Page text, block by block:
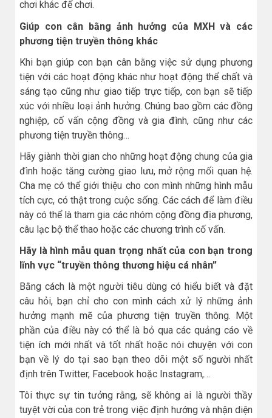
chơi khác để chơi.
Giúp con cân bằng ảnh hưởng của MXH và các
phương tiện truyền thông khác
Khi bạn giúp con bạn cân bằng việc sử dụng phương
tiện với các hoạt động khác như hoạt động thể chất và
sáng tạo cũng như giao tiếp trực tiếp, con bạn sẽ tiếp
xúc với nhiều loại ảnh hưởng. Chúng bao gồm các đồng
nghiệp, cố vấn cộng đồng và gia đình, cũng như các
phương tiện truyền thông…
Hãy giành thời gian cho những hoạt động chung của gia
đình hoặc tăng cường giao lưu, mở rộng mối quan hệ.
Cha mẹ có thể giới thiệu cho con mình những hình mẫu
tích cực, có thật trong cuộc sống. Các cách để làm điều
này có thể là tham gia các nhóm cộng đồng địa phương,
câu lạc bộ thể thao hoặc các chương trình cố vấn.
Hãy là hình mẫu quan trọng nhất của con bạn trong
lĩnh vực “truyền thông thương hiệu cá nhân”
Bằng cách là một người tiêu dùng có hiểu biết và đặt
câu hỏi, bạn chỉ cho con mình cách xử lý những ảnh
hưởng mạnh mẽ của phương tiện truyền thông. Một
phần của điều này có thể là bỏ qua các quảng cáo về
tiện ích mới nhất và tốt nhất hoặc nói chuyện với con
bạn về lý do tại sao bạn theo dõi một số người nhất
định trên Twitter, Facebook hoặc Instagram,…
Tôi thực sự tin tưởng rằng, sẽ không ai là người thầy
tuyệt vời của con trẻ trong việc định hướng và nhận diện